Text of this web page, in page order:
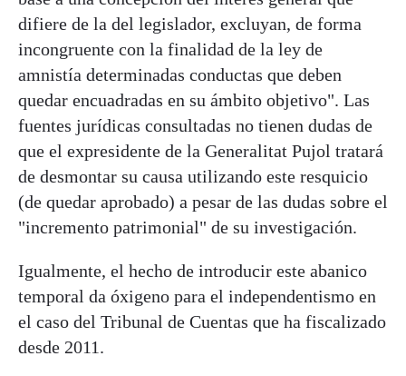
difiere de la del legislador, excluyan, de forma
incongruente con la finalidad de la ley de
amnistía determinadas conductas que deben
quedar encuadradas en su ámbito objetivo". Las
fuentes jurídicas consultadas no tienen dudas de
que el expresidente de la Generalitat Pujol tratará
de desmontar su causa utilizando este resquicio
(de quedar aprobado) a pesar de las dudas sobre el
"incremento patrimonial" de su investigación.
Igualmente, el hecho de introducir este abanico
temporal da óxigeno para el independentismo en
el caso del Tribunal de Cuentas que ha fiscalizado
desde 2011.